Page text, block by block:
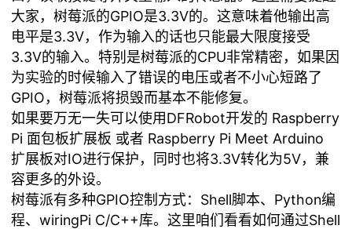
大家，树莓派的GPIO是3.3V的。这意味着他输出高
电平是3.3V，作为输入的话也只能最大限度接受
3.3V的输入。特别是树莓派的CPU非常精密，如果因
为实验的时候输入了错误的电压或者不小心短路了
GPIO，树莓派将损毁而基本不能修复。
如果要万无一失可以使用DFRobot开发的 Raspberry
Pi 面包板扩展板 或者 Raspberry Pi Meet Arduino
扩展板对IO进行保护，同时也将3.3V转化为5V，兼
容更多的外设。
树莓派有多种GPIO控制方式：Shell脚本、Python编
程、wiringPi C/C++库。这里咱们看看如何通过Shell